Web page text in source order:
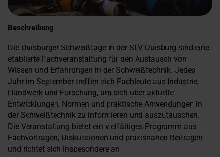
Beschreibung
Die Duisburger Schweißtage in der SLV Duisburg sind eine
etablierte Fachveranstaltung für den Austausch von
Wissen und Erfahrungen in der Schweißtechnik. Jedes
Jahr im September treffen sich Fachleute aus Industrie,
Handwerk und Forschung, um sich über aktuelle
Entwicklungen, Normen und praktische Anwendungen in
der Schweißtechnik zu informieren und auszutauschen.
Die Veranstaltung bietet ein vielfältiges Programm aus
Fachvorträgen, Diskussionen und praxisnahen Beiträgen
und richtet sich insbesondere an